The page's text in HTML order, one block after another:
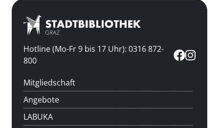
Hotline (Mo-Fr 9 bis 17 Uhr): 0316 872-
800
Mitgliedschaft
Angebote
LABUKA